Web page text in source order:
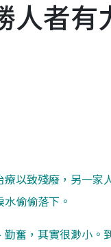
人者有
以致殘廢，另一家
偷偷落下。
奮，其實很渺小。